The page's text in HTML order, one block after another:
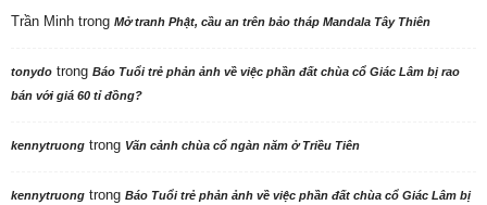
Trần Minh trong Mở tranh Phật, cầu an trên bảo tháp Mandala Tây Thiên
tonydo trong Báo Tuổi trẻ phản ảnh về việc phần đất chùa cổ Giác Lâm bị rao
bán với giá 60 tỉ đồng?
kennytruong trong Vãn cảnh chùa cổ ngàn năm ở Triều Tiên
kennytruong trong Báo Tuổi trẻ phản ảnh về việc phần đất chùa cổ Giác Lâm bị